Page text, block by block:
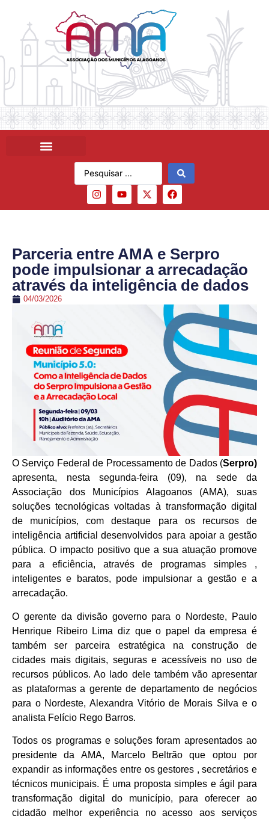
Parceria entre AMA e Serpro
pode impulsionar a arrecadação
através da inteligência de dados
04/03/2026
O Serviço Federal de Processamento de Dados (Serpro)
apresenta, nesta segunda-feira (09), na sede da
Associação dos Municípios Alagoanos (AMA), suas
soluções tecnológicas voltadas à transformação digital
de municípios, com destaque para os recursos de
inteligência artificial desenvolvidos para apoiar a gestão
pública. O impacto positivo que a sua atuação promove
para a eficiência, através de programas simples ,
inteligentes e baratos, pode impulsionar a gestão e a
arrecadação.
O gerente da divisão governo para o Nordeste, Paulo
Henrique Ribeiro Lima diz que o papel da empresa é
também ser parceira estratégica na construção de
cidades mais digitais, seguras e acessíveis no uso de
recursos públicos. Ao lado dele também vão apresentar
as plataformas a gerente de departamento de negócios
para o Nordeste, Alexandra Vitório de Morais Silva e o
analista Felício Rego Barros.
Todos os programas e soluções foram apresentados ao
presidente da AMA, Marcelo Beltrão que optou por
expandir as informações entre os gestores , secretários e
técnicos municipais. É uma proposta simples e ágil para
transformação digital do município, para oferecer ao
cidadão melhor experiência no acesso aos serviços